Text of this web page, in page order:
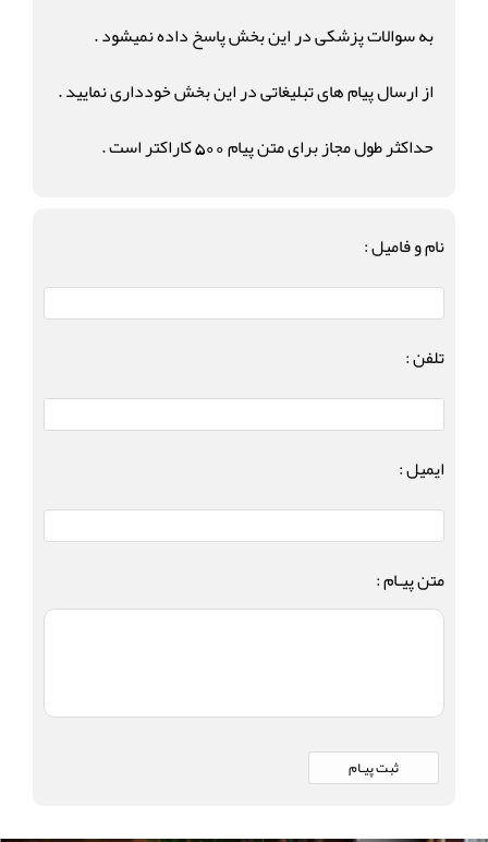
به سوالات پزشکی در این بخش پاسخ داده نمیشود .
از ارسال پیام های تبلیغاتی در این بخش خودداری نمایید .
حداکثر طول مجاز برای متن پیام 500 کاراکتر است .
نام و فامیل :
تلفن :
ایمیل :
متن پیـام :